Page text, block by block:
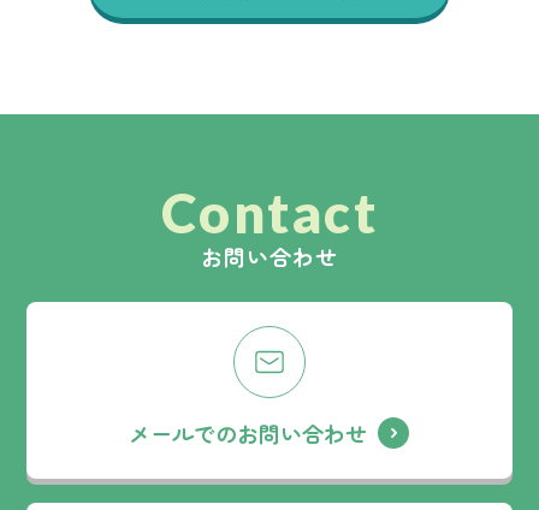
Contact
お問い合わせ
メールでのお問い合わせ